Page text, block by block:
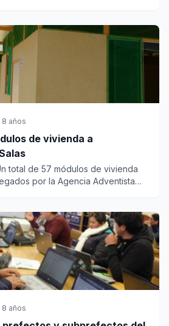
8 años
de vivienda a
total de 57 módulos de vivienda
por la Agencia Adventista
8 años